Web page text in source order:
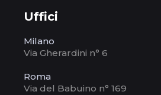
Uffici
Milano
Via Gherardini n° 6
Roma
Via del Babuino n° 169